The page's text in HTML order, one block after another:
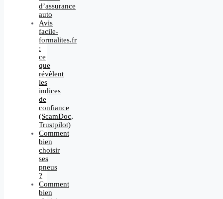
d’assurance
auto
Avis
facile-
formalites.fr
:
ce
que
révèlent
les
indices
de
confiance
(ScamDoc,
Trustpilot)
Comment
bien
choisir
ses
pneus
?
Comment
bien